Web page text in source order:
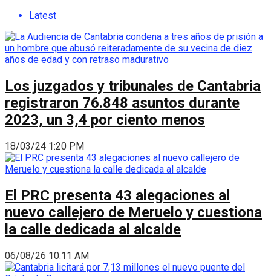
Latest
Los juzgados y tribunales de Cantabria
registraron 76.848 asuntos durante
2023, un 3,4 por ciento menos
18/03/24 1:20 PM
El PRC presenta 43 alegaciones al
nuevo callejero de Meruelo y cuestiona
la calle dedicada al alcalde
06/08/26 10:11 AM